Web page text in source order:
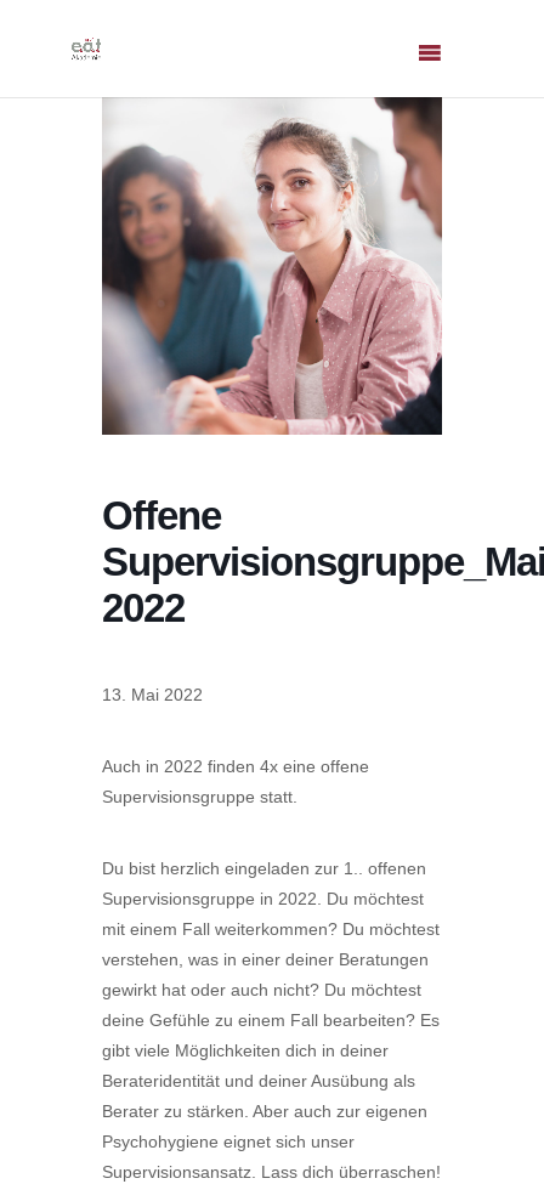
Offene
2022
13. Mai 2022
Auch in 2022 finden 4x eine offene
Supervisionsgruppe statt.
Du bist herzlich eingeladen zur 1.. offenen
Supervisionsgruppe in 2022. Du möchtest
mit einem Fall weiterkommen? Du möchtest
verstehen, was in einer deiner Beratungen
gewirkt hat oder auch nicht? Du möchtest
deine Gefühle zu einem Fall bearbeiten? Es
gibt viele Möglichkeiten dich in deiner
Berateridentität und deiner Ausübung als
Berater zu stärken. Aber auch zur eigenen
Psychohygiene eignet sich unser
Supervisionsansatz. Lass dich überraschen!